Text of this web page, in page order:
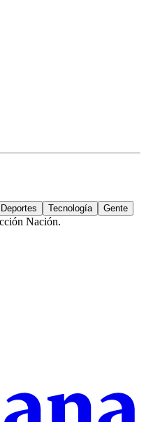
Deportes Tecnología Gente
Nación.